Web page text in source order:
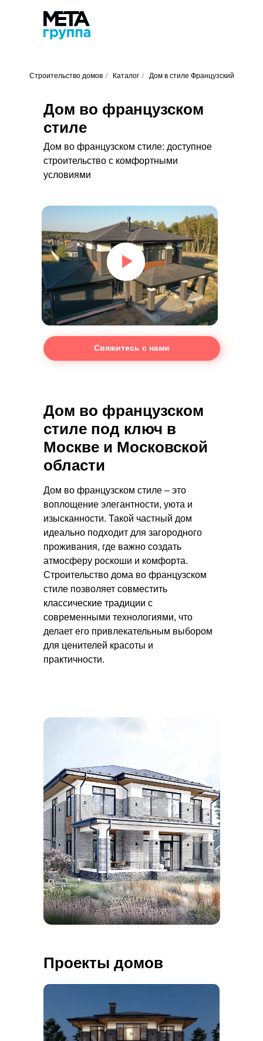
Строительство домов / Каталог / Дом в стиле Французский
Дом во французском
стиле
Дом во французском стиле: доступное
строительство с комфортными
условиями
Свяжитесь с нами
Дом во французском
стиле под ключ в
Москве и Московской
области
Дом во французском стиле – это
воплощение элегантности, уюта и
изысканности. Такой частный дом
идеально подходит для загородного
проживания, где важно создать
атмосферу роскоши и комфорта.
Строительство дома во французском
стиле позволяет совместить
классические традиции с
современными технологиями, что
делает его привлекательным выбором
для ценителей красоты и
практичности.
Проекты домов